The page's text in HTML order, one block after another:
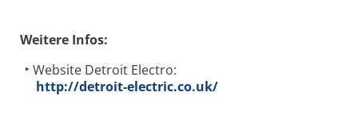
Weitere Infos:
Website Detroit Electro:
http://detroit-electric.co.uk/